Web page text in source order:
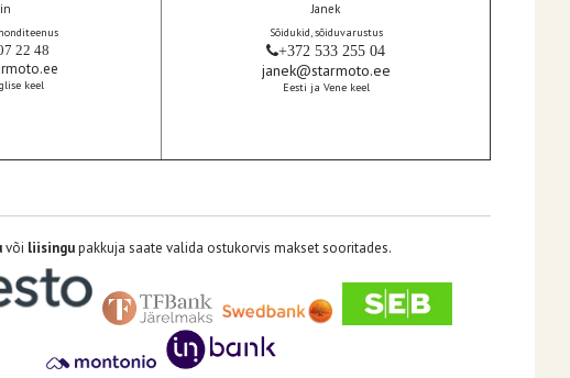
22 48
keel
Janek
Sõidukid, sõiduvarustus
+372 533 255 04
janek@starmoto.ee
Eesti ja Vene keel
või liisingupakkuja saate valida ostukorvis makset sooritades.